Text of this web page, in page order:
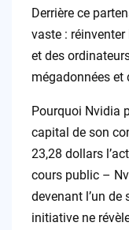
Derrière ce
vaste :
et des
mégadonnées et
Pourquoi Nvidia
capital de son
23,28 dollars
cours public –
devenant l’un
initiative ne